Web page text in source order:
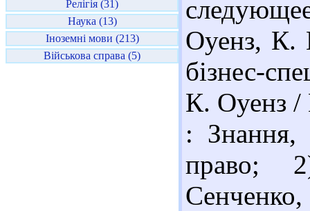
Релігія (31)
Наука (13)
Іноземні мови (213)
Військова справа (5)
Оуенз, К.
бізнес-
К. Оуенз /
: Знання,
право;